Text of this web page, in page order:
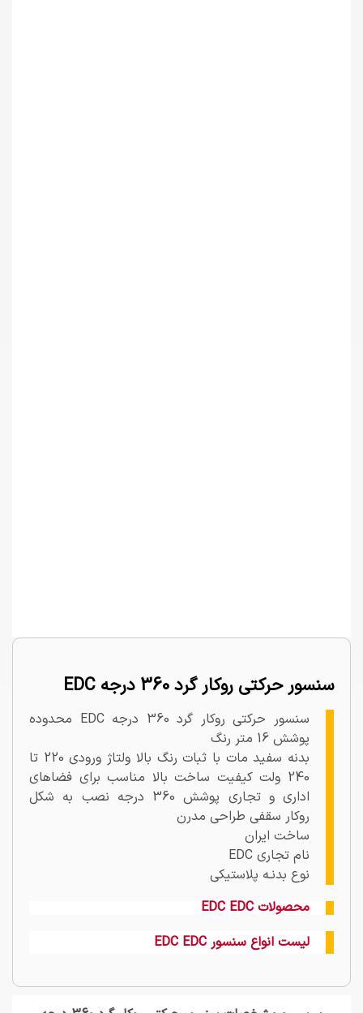
سنسور حرکتی روکار گرد 360 درجه EDC
سنسور حرکتی روکار گرد 360 درجه EDC محدوده
پوشش 16 متر رنگ
بدنه سفید مات با ثبات رنگ بالا ولتاژ ورودی 220 تا
240 ولت کیفیت ساخت بالا مناسب برای فضاهای
اداری و تجاری پوشش 360 درجه نصب به شکل
روکار سقفی طراحی مدرن
ساخت ایران
نام تجاری EDC
نوع بدنـه پلاستیکی
محصولات EDC EDC
لیست انواع سنسور EDC EDC